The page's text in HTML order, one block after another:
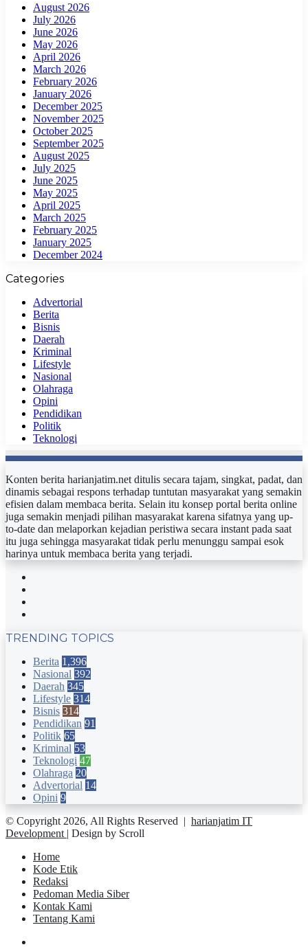
August 2026
July 2026
June 2026
May 2026
April 2026
March 2026
February 2026
January 2026
December 2025
November 2025
October 2025
September 2025
August 2025
July 2025
June 2025
May 2025
April 2025
March 2025
February 2025
January 2025
December 2024
Categories
Advertorial
Berita
Bisnis
Daerah
Kriminal
Lifestyle
Nasional
Olahraga
Opini
Pendidikan
Politik
Teknologi
Konten berita harianjatim.net ditulis secara tajam, singkat, padat, dan
dinamis sebagai respons terhadap tuntutan masyarakat yang semakin
efisien dalam membaca berita. Selain itu konsep portal berita online
juga semakin menjadi pilihan masyarakat karena sifatnya yang up-
to-date dan melaporkan kejadian peristiwa secara instant pada saat
itu juga sehingga masyarakat tidak perlu menunggu sampai esok
harinya untuk membaca berita yang terjadi.
TRENDING TOPICS
Berita 1,396
Nasional 392
Daerah 345
Lifestyle 314
Bisnis 314
Pendidikan 91
Politik 65
Kriminal 53
Teknologi 47
Olahraga 20
Advertorial 14
Opini 9
© Copyright 2026, All Rights Reserved | harianjatim IT
Development | Design by Scroll
Home
Kode Etik
Redaksi
Pedoman Media Siber
Kontak Kami
Tentang Kami